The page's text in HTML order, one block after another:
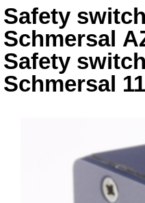
Safety
Schmersal
Safety
Schmersal